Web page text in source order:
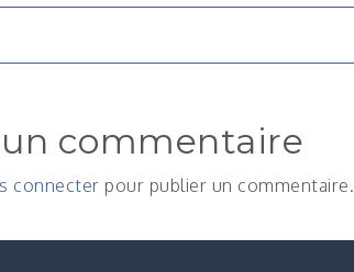
un commentaire
connecter pour publier un commentaire.